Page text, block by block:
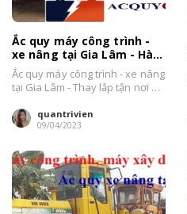
Ắc quy máy công trình -
xe nâng tại Gia Lâm - Hà
Nội thay tận nơi
Ắc quy máy công trình - xe nâng
tại Gia Lâm - Thay lắp tận nơi uy
quantrivien
09/04/2023